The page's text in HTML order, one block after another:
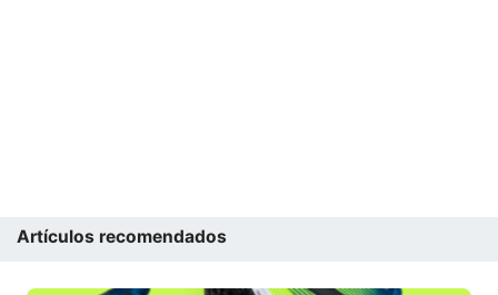
Artículos recomendados